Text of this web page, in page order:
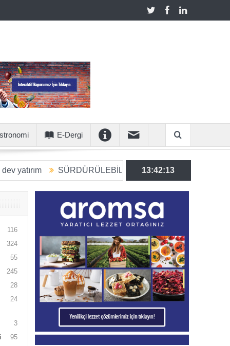
E-Dergi
SÜRDÜRÜLEBİLİR ÜRETİME 6 MİLYON EUROLUK
13:42:14
116
324
55
245
28
24
3
95